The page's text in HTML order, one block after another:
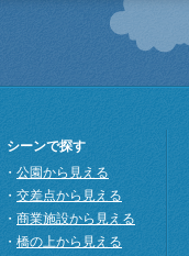
シーンで探す
・ 公園から見える
・ 交差点から見える
・ 商業施設から見える
・ 橋の上から見える